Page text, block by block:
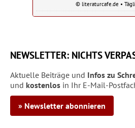
© literaturcafe.de •
NEWSLETTER: NICHTS
Aktuelle Beiträge und Infos zu
und kostenlos in Ihr E-Mail-
» Newsletter abonnieren